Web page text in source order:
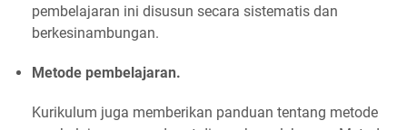
pembelajaran ini disusun secara sistematis dan
berkesinambungan.
Metode pembelajaran.
Kurikulum juga memberikan panduan tentang metode